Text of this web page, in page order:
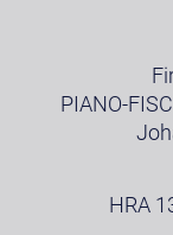
PIANO-
HRA